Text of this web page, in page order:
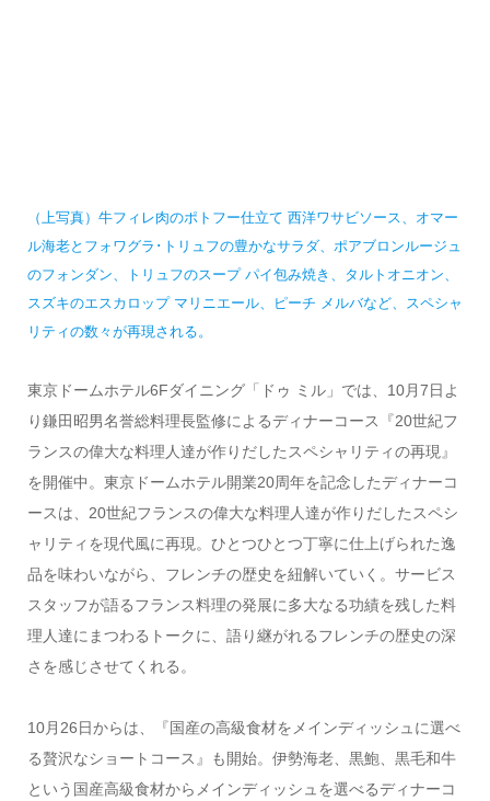
（上写真）牛フィレ肉のポトフー仕立て 西洋ワサビソース、オマー
ル海老とフォワグラ･トリュフの豊かなサラダ、ポアブロンルージュ
のフォンダン、トリュフのスープ パイ包み焼き、タルトオニオン、
スズキのエスカロップ マリニエール、ピーチ メルバなど、スペシャ
リティの数々が再現される。
東京ドームホテル6Fダイニング「ドゥ ミル」では、10月7日よ
り鎌田昭男名誉総料理長監修によるディナーコース『20世紀フ
ランスの偉大な料理人達が作りだしたスペシャリティの再現』
を開催中。東京ドームホテル開業20周年を記念したディナーコ
ースは、20世紀フランスの偉大な料理人達が作りだしたスペシ
ャリティを現代風に再現。ひとつひとつ丁寧に仕上げられた逸
品を味わいながら、フレンチの歴史を紐解いていく。サービス
スタッフが語るフランス料理の発展に多大なる功績を残した料
理人達にまつわるトークに、語り継がれるフレンチの歴史の深
さを感じさせてくれる。
10月26日からは、『国産の高級食材をメインディッシュに選べ
る贅沢なショートコース』も開始。伊勢海老、黒鮑、黒毛和牛
という国産高級食材からメインディッシュを選べるディナーコ